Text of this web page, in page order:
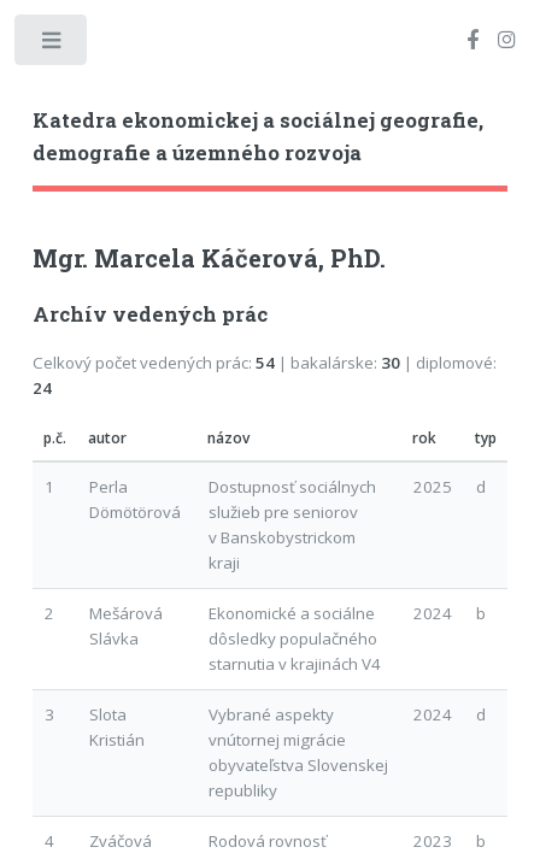
Katedra ekonomickej a sociálnej geografie,
demografie a územného rozvoja
Mgr. Marcela Káčerová, PhD.
Archív vedených prác
Celkový počet vedených prác: 54| bakalárske: 30| diplomové:
24
p.č. autor názov rok typ
1
Perla
Dömötörová
Dostupnosť sociálnych
služieb pre seniorov
v Banskobystrickom
kraji
2025 d
2
Mešárová
Slávka
Ekonomické a sociálne
dôsledky populačného
starnutia v krajinách V4
2024 b
3
Slota
Kristián
Vybrané aspekty
vnútornej migrácie
obyvateľstva Slovenskej
republiky
2024 d
4
Zváčová
Rodová rovnosť
2023 b